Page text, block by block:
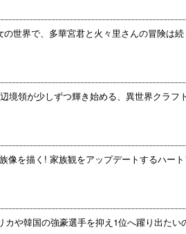
世界で、多華宮君と火々里さんの冒険は
境領が少しずつ輝き始める、異世界クラフ
像を描く! 家族観をアップデートするハー
カや韓国の強豪選手を抑え1位へ躍り出た